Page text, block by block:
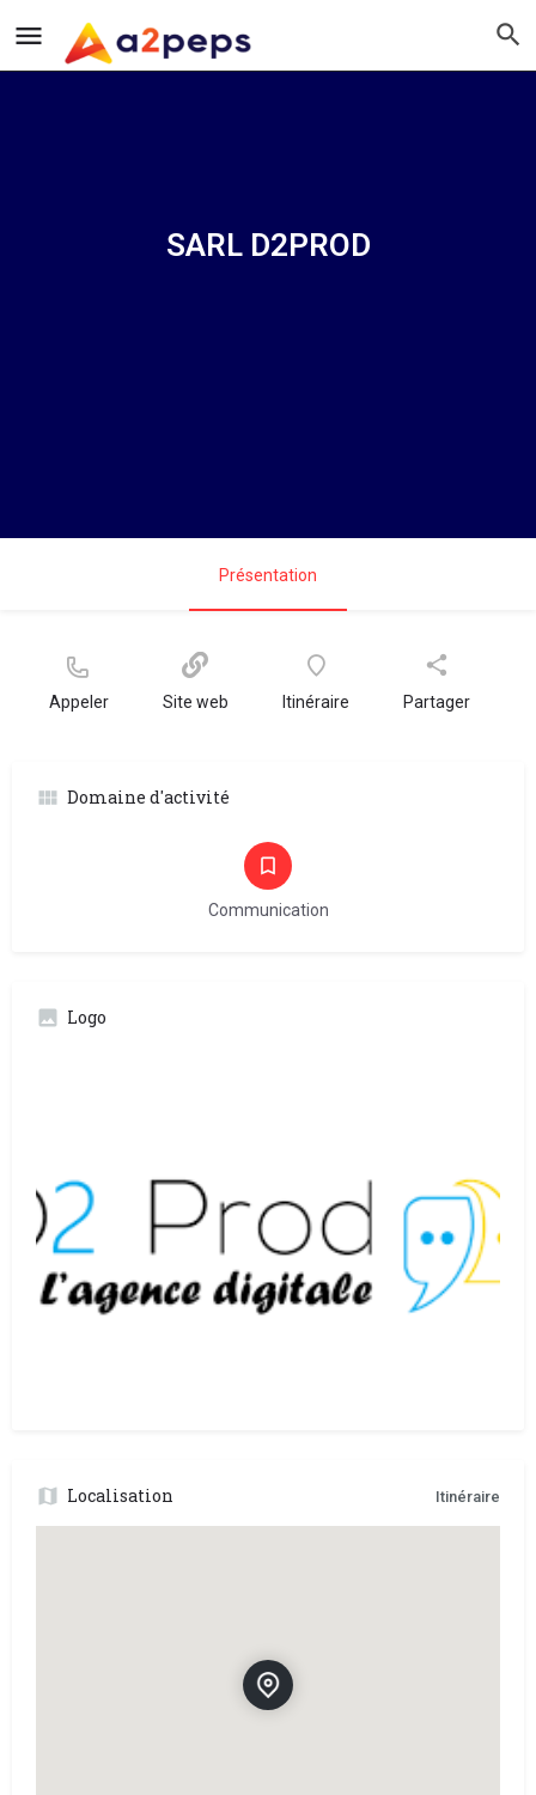
SARL D2PROD
Présentation
Appeler Site web Itinéraire Partager
Domaine d'activité
Communication
Logo
Localisation Itinéraire